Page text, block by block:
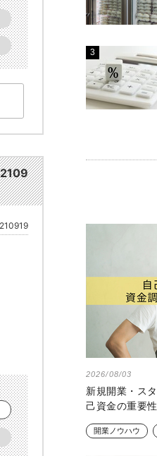
2026/08/03
新規開業・ス
己資金の重要
開業ノウハウ